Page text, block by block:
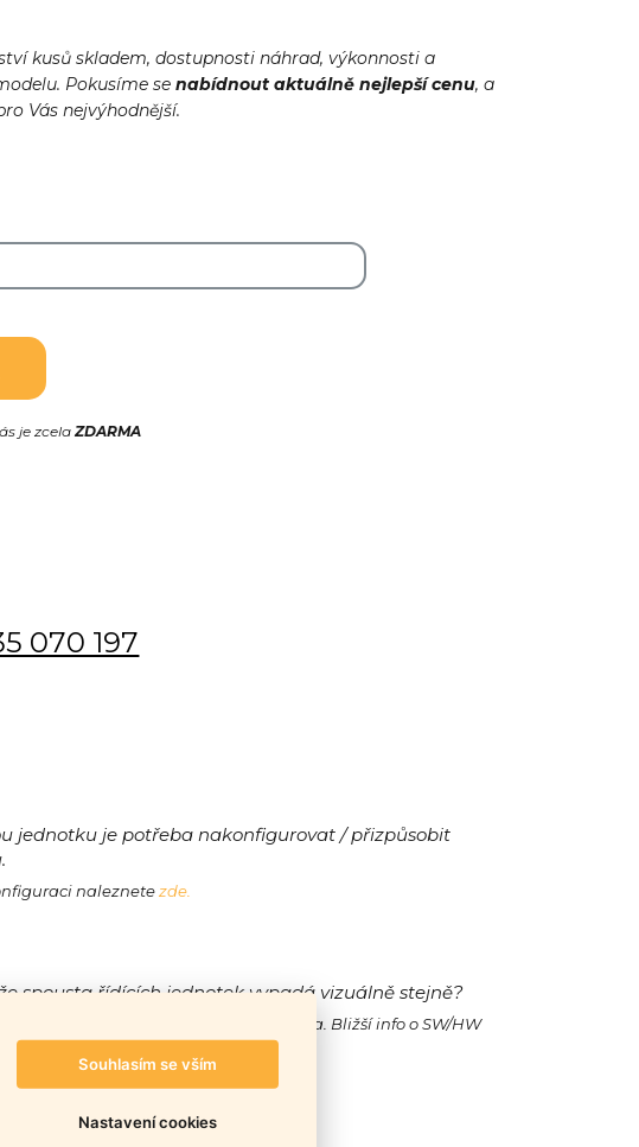
kusů skladem, dostupnosti náhrad, výkonnosti a
Pokusíme senabídnout aktuálně nejlepší cenu, a
Vás nejvýhodnější.
je zcelaZDARMA
070 197
jednotku je potřeba nakonfigurovat / přizpůsobit
naleznetezde.
spousta řídících jednotek vypadá vizuálně stejně?
Liší se však jejich SW/HW a také cena. Bližší info o SW/HW
Souhlasím se vším
Nastavení cookies